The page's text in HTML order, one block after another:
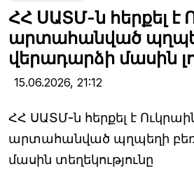
ՀՀ ՍԱՏՄ-ն հերքել է
արտահանված
վերադարձի մասին
15.06.2026, 21:12
ՀՀ ՍԱՏՄ-ն հերքել է
արտահանված պղպեղի
մասին տեղեկությունը